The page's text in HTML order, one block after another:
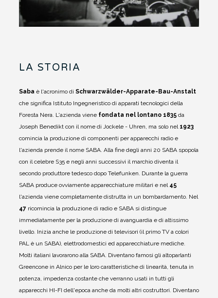
LA STORIA
Saba è l'acronimo di Schwarzwälder-Apparate-Bau-Anstalt
che significa Istituto Ingegneristico di apparati tecnologici della
Foresta Nera. L'azienda viene fondata nel lontano 1835 da
Joseph Benedikt con il nome di Jockele - Uhren, ma solo nel 1923
comincia la produzione di componenti per apparecchi radio e
l'azienda prende il nome SABA. Alla fine degli anni 20 SABA spopola
con il celebre S35 e negli anni successivi il marchio diventa il
secondo produttore tedesco dopo Telefunken. Durante la guerra
SABA produce ovviamente apparecchiature militari e nel 45
l'azienda viene completamente distrutta in un bombardamento. Nel
47 ricomincia la produzione di radio e SABA si distingue
immediatamente per la produzione di avanguardia e di altissimo
livello. Inizia anche le produzione di televisori (il primo TV a colori
PAL è un SABA), elettrodomestici ed apparecchiature mediche.
Molti italiani lavorarono alla SABA. Diventano famosi gli altoparlanti
Greencone in Alnico per le loro caratteristiche di linearità, tenuta in
potenza, impedenza costante che verranno usati in tutti gli
apparecchi HI-FI dell'epoca anche da molti altri costruttori. Diventano